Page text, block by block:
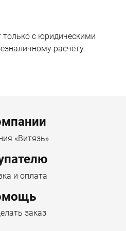
с юридическими
расчёту.
«Витязь»
и оплата
заказ